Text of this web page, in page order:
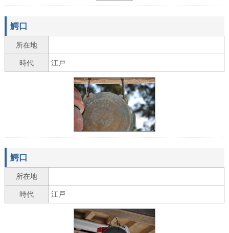
鰐口
所在地
時代 江戸
鰐口
所在地
時代 江戸